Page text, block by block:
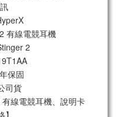
有線電競耳機
2
保固
司貨
線電競耳機、說明卡
】